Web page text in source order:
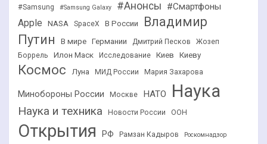
#Samsung #Samsung Galaxy #Анонсы #Смартфоны
Apple NASA SpaceX В России
Владимир
Путин
В мире Германии Дмитрий Песков
Жозеп
Боррель
Илон Маск Исследование Киев Киеву
Космос Луна МИД России Мария Захарова
Минобороны России Москве НАТО Наука
Наука и техника Новости России ООН
Открытия РФ Рамзан Кадыров Роскомнадзор